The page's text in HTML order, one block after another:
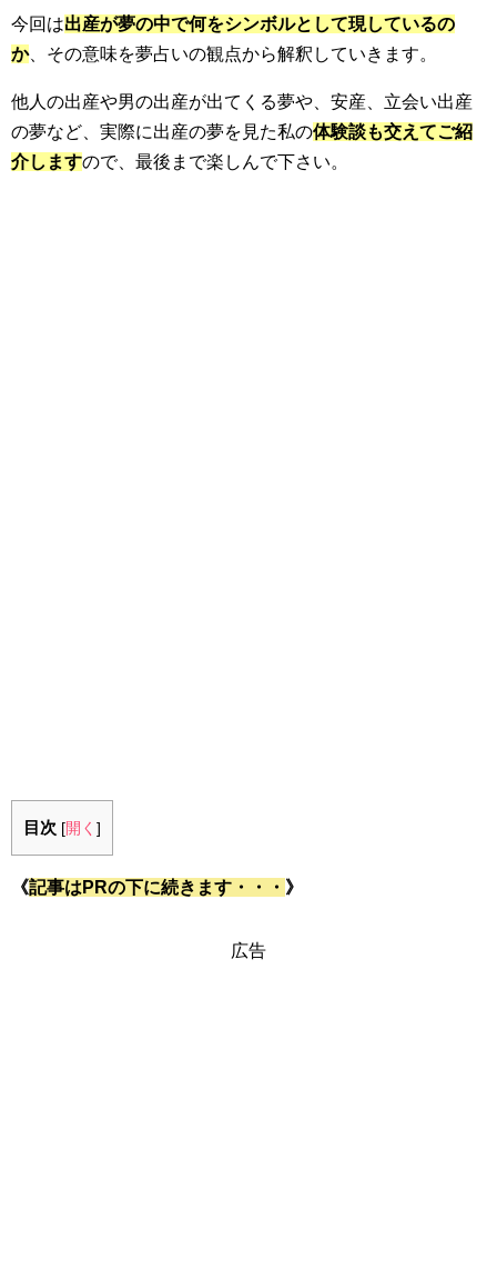
今回は出産が夢の中で何をシンボルとして現しているの
か、その意味を夢占いの観点から解釈していきます。
他人の出産や男の出産が出てくる夢や、安産、立会い出産
の夢など、実際に出産の夢を見た私の体験談も交えてご紹
介しますので、最後まで楽しんで下さい。
目次 [開く ]
《記事はPRの下に続きます・・・ 》
広告